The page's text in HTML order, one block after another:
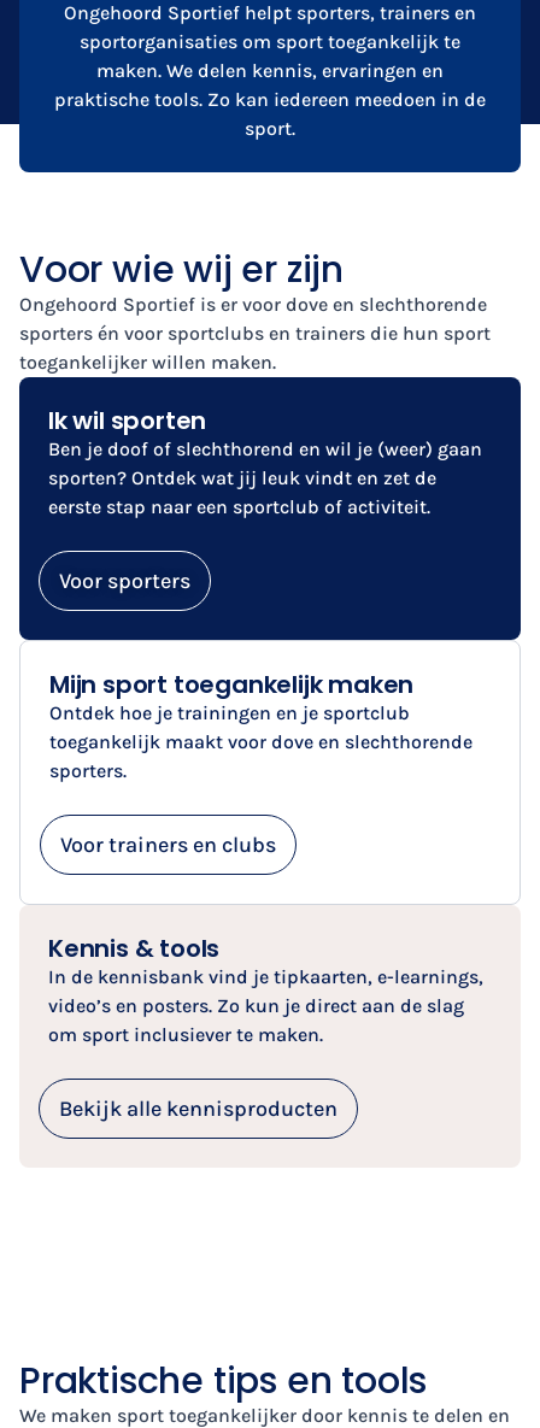
Ongehoord Sportief helpt sporters, trainers en
sportorganisaties om sport toegankelijk te
maken. We delen kennis, ervaringen en
praktische tools. Zo kan iedereen meedoen in de
sport.
Voor wie wij er zijn
Ongehoord Sportief is er voor dove en slechthorende
sporters én voor sportclubs en trainers die hun sport
toegankelijker willen maken.
Ik wil sporten
Ben je doof of slechthorend en wil je (weer) gaan
sporten? Ontdek wat jij leuk vindt en zet de
eerste stap naar een sportclub of activiteit.
Voor sporters
Mijn sport toegankelijk maken
Ontdek hoe je trainingen en je sportclub
toegankelijk maakt voor dove en slechthorende
sporters.
Voor trainers en clubs
Kennis & tools
In de kennisbank vind je tipkaarten, e-learnings,
video’s en posters. Zo kun je direct aan de slag
om sport inclusiever te maken.
Bekijk alle kennisproducten
Praktische tips en tools
We maken sport toegankelijker door kennis te delen en